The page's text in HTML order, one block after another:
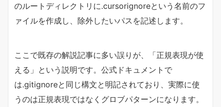
のルートディレクトリに.cursorignoreという名前のフ
ァイルを作成し、除外したいパスを記述します。
ここで既存の解説記事に多い誤りが、「正規表現が使
える」という説明です。公式ドキュメントで
は.gitignoreと同じ構文と明記されており、実際に使
うのは正規表現ではなくグロブパターンになります。